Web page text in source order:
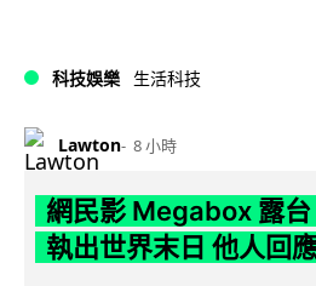
科技娛樂 生活科技
Lawton 8 小時
網民影 Megabox 露台
執出世界末日 他人回